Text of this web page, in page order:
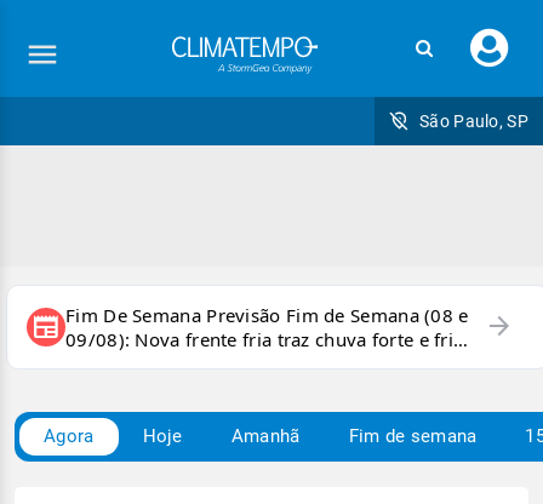
seu
São Paulo, SP
newspaper Fim De Semana Previsão Fim de Semana (08 e
09/08): Nova frente fria traz chuva forte e frio
para áreas do país
arrow_forward
Agora Hoje Amanhã Fim de semana